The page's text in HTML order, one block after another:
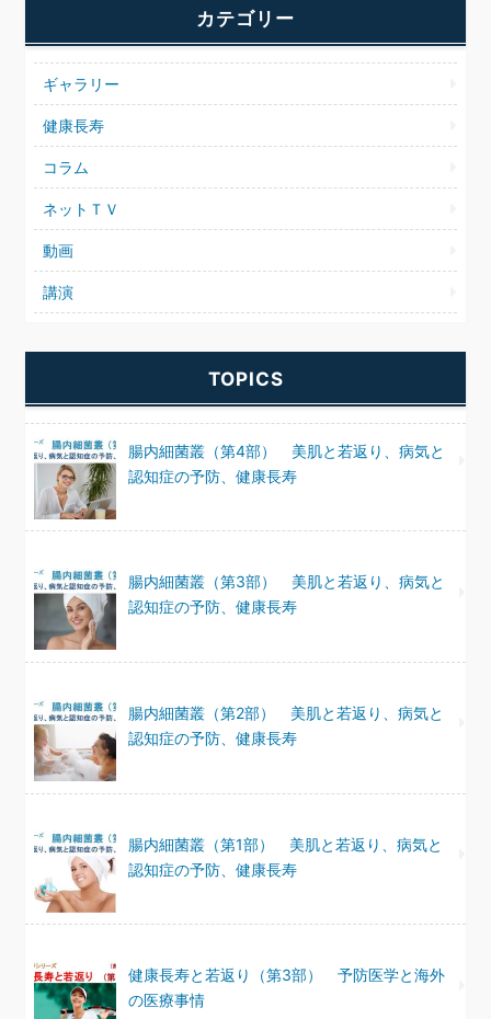
カテゴリー
ギャラリー
健康長寿
コラム
ネットＴＶ
動画
講演
TOPICS
腸内細菌叢（第4部） 美肌と若返り、病気と
認知症の予防、健康長寿
腸内細菌叢（第3部） 美肌と若返り、病気と
認知症の予防、健康長寿
腸内細菌叢（第2部） 美肌と若返り、病気と
認知症の予防、健康長寿
腸内細菌叢（第1部） 美肌と若返り、病気と
認知症の予防、健康長寿
健康長寿と若返り（第3部） 予防医学と海外
の医療事情